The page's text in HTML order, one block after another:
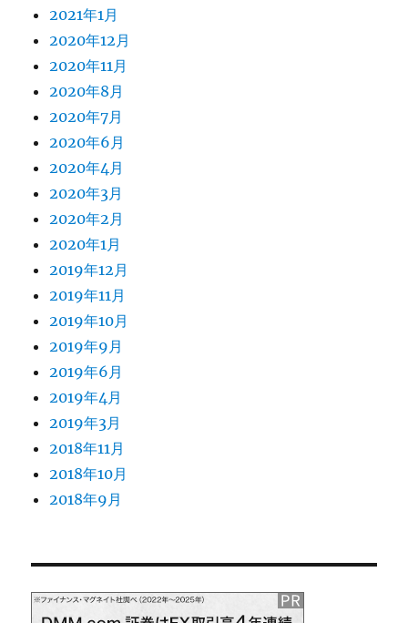
2021年1月
2020年12月
2020年11月
2020年8月
2020年7月
2020年6月
2020年4月
2020年3月
2020年2月
2020年1月
2019年12月
2019年11月
2019年10月
2019年9月
2019年6月
2019年4月
2019年3月
2018年11月
2018年10月
2018年9月